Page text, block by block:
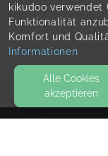
kikudoo verwendet
Funktionalität
Komfort und
Informationen
Alle Cookies
akzeptieren